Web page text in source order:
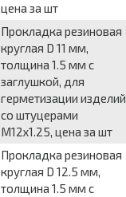
цена за шт
Прокладка резиновая
круглая D 11 мм,
толщина 1.5 мм с
заглушкой, для
герметизации изделий
со штуцерами
М12х1.25, цена за шт
Прокладка резиновая
круглая D 12.5 мм,
толщина 1.5 мм с